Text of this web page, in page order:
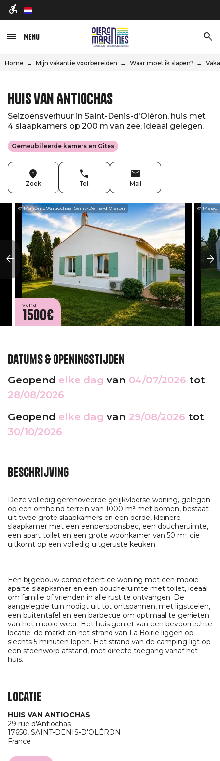
nl
Menu
Home Mijn vakantie voorbereiden Waar moet ik slapen?
Huis van Antiochas
Seizoensverhuur in Saint-Denis-d'Oléron, huis met
4 slaapkamers op 200 m van zee, ideaal gelegen.
Gemeubileerde kamers en Gîtes
Zoek Tel. Mail
© Maison d'Antiochas_Saint-Denis-d'Oléron ©
vanaf
1500€
Datums & openingstijden
Geopend elke dag van 04/07/2026 tot
28/08/2026
Geopend elke dag van 29/08/2026 tot
30/10/2026
Beschrijving
Deze volledig gerenoveerde gelijkvloerse woning, gelegen
op een omheind terrein van 1000 m² met bomen, bestaat
uit twee grote slaapkamers en een derde, kleinere
slaapkamer met een eenpersoonsbed, een doucheruimte,
een apart toilet en een grote woonkamer van 50 m² die
uitkomt op een volledig uitgeruste keuken.
Een bijgebouw completeert de woning met een mooie
aparte slaapkamer en een doucheruimte met toilet, ideaal
om familie of vrienden in alle rust te ontvangen. De
aangelegde tuin nodigt uit tot ontspannen, met ligstoelen,
een buitentafel en een barbecue om optimaal te genieten
van het mooie weer. Het huis geniet van een bevoorrechte
locatie: de markt en het strand van La Boirie liggen op
slechts 5 minuten lopen. Het strand van de camping ligt op
een steenworp afstand, met directe toegang vanaf het
huis.
Locatie
HUIS VAN ANTIOCHAS
29 rue d'Antiochas
17650, SAINT-DENIS-D'OLÉRON
France